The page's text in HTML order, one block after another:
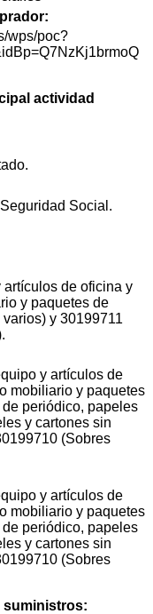
wps/poc?
actividad
Social.
de oficina y
y paquetes de
y 30199711
y artículos de
mobiliario y paquetes
periódico, papeles
y cartones sin
(Sobres
y artículos de
mobiliario y paquetes
periódico, papeles
y cartones sin
(Sobres
suministros: